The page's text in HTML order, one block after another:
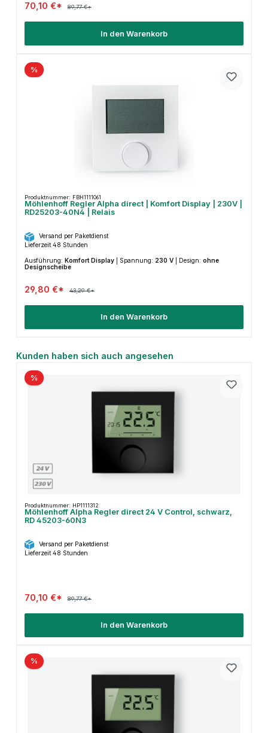
70,10 €* 89,77 €*
In den Warenkorb
%
Produktnummer: FBH1111061
Möhlenhoff Regler Alpha direct | Komfort Display | 230V |
RD25203-40N4 | Relais
Versand per Paketdienst
Lieferzeit 48 Stunden
Ausführung: Komfort Display Spannung: 230 V Design: ohne
Designscheibe
29,80 €* 43,29 €*
In den Warenkorb
Produktgalerie überspringen
Kunden haben sich auch angesehen
%
Produktnummer: HP1111312
Möhlenhoff Alpha Regler direct 24 V Control, schwarz,
RD 45203-60N3
Versand per Paketdienst
Lieferzeit 48 Stunden
70,10 €* 89,77 €*
In den Warenkorb
%